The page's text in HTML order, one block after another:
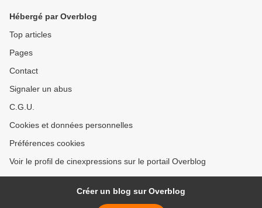
Hébergé par Overblog
Top articles
Pages
Contact
Signaler un abus
C.G.U.
Cookies et données personnelles
Préférences cookies
Voir le profil de cinexpressions sur le portail Overblog
Créer un blog sur Overblog